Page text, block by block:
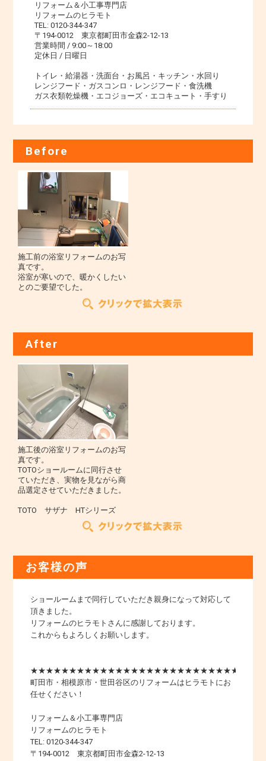
リフォーム＆小工事専門店
リフォームのヒラモト
TEL: 0120-344-347
〒194-0012 東京都町田市金森2-12-13
営業時間 / 9:00～18:00
定休日 / 日曜日
トイレ・給湯器・洗面台・お風呂・キッチン・水回り
レンジフード・ガスコンロ・レンジフード・食洗機
ガス衣類乾燥機・エコジョーズ・エコキュート・手すり
Before
施工前の浴室リフォームのお写
真です。
浴室が寒いので、暖かくしたい
とのご要望でした。
After
施工後の浴室リフォームのお写
真です。
TOTOショールームに同行させ
ていただき、実物を見ながら商
品選定させていただきました。
TOTO サザナ HTシリーズ
お客様の声
ショールームまで同行していただき親身になって対応して
頂きました。
リフォームのヒラモトさんに感謝しております。
これからもよろしくお願いします。
町田市・相模原市・世田谷区のリフォームはヒラモトにお
任せください！
リフォーム＆小工事専門店
リフォームのヒラモト
TEL: 0120-344-347
〒194-0012 東京都町田市金森2-12-13